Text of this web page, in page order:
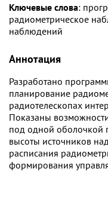
Ключевые слова:
радиометрическое
наблюдений
Аннотация
Разработано
планирование
радиотелескопах
Показаны
под одной оболочкой
высоты источников
расписания
формирования